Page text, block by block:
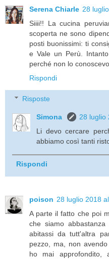
Serena Chiarle 28
Siiii!! La cucina
scoperta ne sono
posti buonissimi: ti
e Vale un Perù.
perché non lo
Rispondi
Risposte
Simona
28 luglio
Li devo cercare
abbiamo così tanti
Rispondi
poison 28 luglio 2018
A parte il fatto che poi
che siamo
abitassi da tutt'altra
pezzo, ma, non
ho mai approfondito,